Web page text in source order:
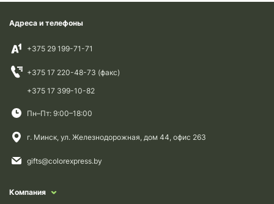
Адреса и телефоны
+375 29 199-71-71
+375 17 220-48-73 (факс)
+375 17 399-10-82
Пн–Пт: 9:00–18:00
г. Минск, ул. Железнодорожная, дом 44, офис 263
gifts@colorexpress.by
Компания